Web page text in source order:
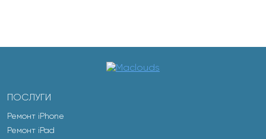
ПОСЛУГИ
Ремонт iPhone
Ремонт iPad